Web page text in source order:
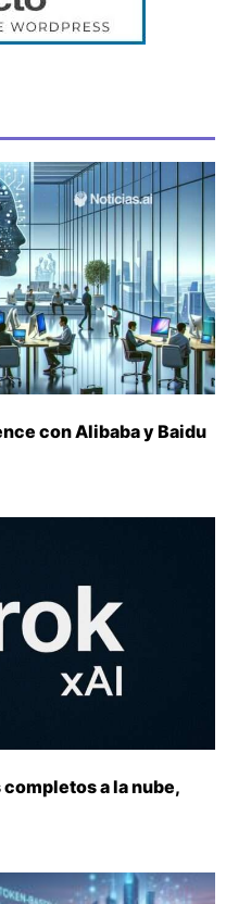
con Alibaba y Baidu
a la nube,